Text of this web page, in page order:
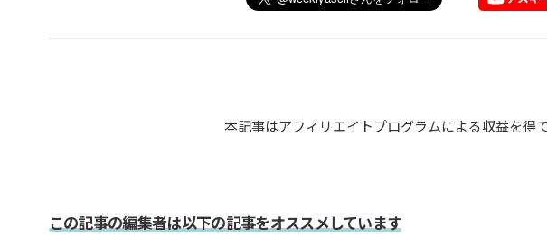
本記事はアフィリエイトプログラムによる収益を得
この記事の編集者は以下の記事をオススメしています